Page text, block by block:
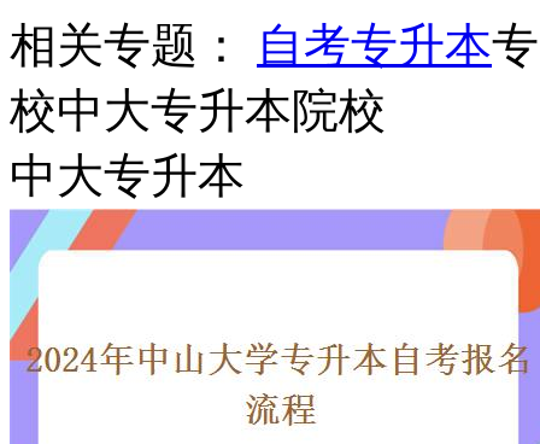
相关专题： 自考专升本
校中大专升本院校
中大专升本